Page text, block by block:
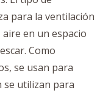
para la ventilación
en un espacio
Como
se usan para
se utilizan para